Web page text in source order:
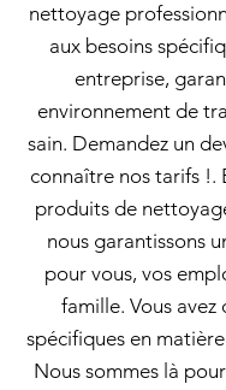
nettoyage
aux besoins
entreprise,
environnement de
sain. Demandez un
connaître nos tarifs !.
produits de
nous garantissons
pour vous, vos
famille. Vous avez
spécifiques en
Nous sommes là